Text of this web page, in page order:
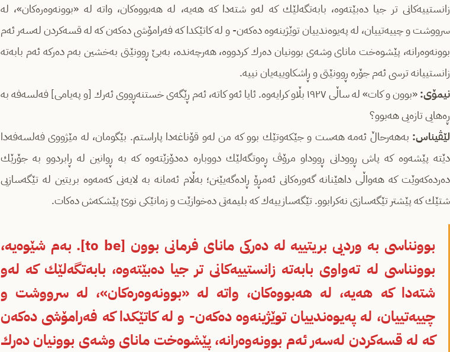
زانستییه‌كانی تر جیا ده‌بێته‌وه‌، بابه‌تگه‌لێك كه‌ له‌و شته‌دا كه‌ هه‌یه‌، له‌ هه‌بووه‌كان، واته‌ له‌ «بوونه‌وه‌ره‌كان»، له‌
سرووشت و چییه‌تییان، له‌ په‌یوه‌ندییان توێژینه‌وه‌ ده‌كه‌ن- و له‌ كاتێكدا كه‌ فه‌رامۆشی ده‌كه‌ن كه‌ له‌ قسه‌كردن له‌سه‌ر ئه‌م
بوونه‌وه‌رانه‌، پێشوه‌خت مانای وشه‌ی بوون­یان ده‌رك كردووه‌، هه‌رچه‌نده‌، به‌بێ ڕوونێتی به‌خشین به‌م ده‌ركه‌ ئه‌م بابه‌ته‌
زانستییانه‌ ترسی ئه‌م جۆره‌ ڕوونێتی و ڕاشكاوییه‌یان نییه‌.
نیمۆی:
«بوون و كات» له‌ ساڵی ١٩٢٧ بڵاو كرایه‌وه‌. ئایا ئه‌و كاته‌، ئه‌م ڕێگه‌ی خستنه‌ڕووی ئه‌رك [و په‌یامی] فه‌لسه‌فه‌ به‌
ڕه‌هایی تازه‌یی هه‌بوو؟
لێڤیناس: به‌هه‌رحاڵ ئه‌مه‌ هه‌ست و جێكه‌وتێك بوو كه‌ من له‌و قۆناغه‌دا پاراستم. بێگومان، له‌ مێژووی فه‌لسه‌فه‌دا
دێته‌ پێشه‌وه‌ كه‌ پاش ڕوودانی ڕووداو مرۆڤ ڕه‌وتگه‌لێك دووباره‌ ده‌دۆزێته‌وه‌ كه‌ به‌ ڕوانین له‌ ڕابردوو به‌ جۆرێك
ده‌رده‌كه‌وێت كه‌ هه‌واڵی داهێنانه‌ گه‌وره‌كانی ئه‌مڕۆ ڕاده‌گه‌یێنن؛ به‌ڵام ئه‌مانه‌ به‌ لایه‌نی كه‌مه‌وه‌ بریتین له‌ تێگه‌سازیی
شتێك كه‌ پێشتر تێگه‌سازی نه‌كرابوو. تێگه‌سازییه‌ك كه‌ بلیمه‌تی ده‌خوازێت و زمانێكی نوێ پێشكه‌ش ده‌كات.
بوونناسی به‌ وردیی بریتییه‌ له‌ ده‌ركی مانای فرمانی بوون [to be]. به‌م شێوه‌یه‌،
بوونناسی له‌ ته‌واوی بابه‌ته‌ زانستییه‌كانی تر جیا ده‌بێته‌وه‌، بابه‌تگه‌لێك كه‌ له‌و
شته‌دا كه‌ هه‌یه‌، له‌ هه‌بووه‌كان، واته‌ له‌ «بوونه‌وه‌ره‌كان»، له‌ سرووشت و
چییه‌تییان، له‌ په‌یوه‌ندییان توێژینه‌وه‌ ده‌كه‌ن- و له‌ كاتێكدا كه‌ فه‌رامۆشی ده‌كه‌ن
كه‌ له‌ قسه‌كردن له‌سه‌ر ئه‌م بوونه‌وه‌رانه‌، پێشوه‌خت مانای وشه‌ی بوون­یان ده‌رك